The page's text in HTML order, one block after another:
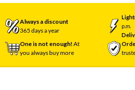
Always a discount
365 days a year
p.m.
One is not enough! At
you always buy more